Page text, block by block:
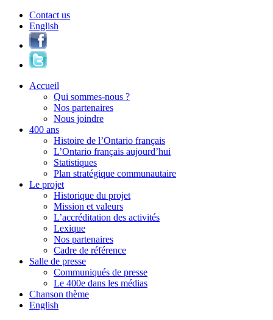
Contact us
English
Accueil
Qui sommes-nous ?
Nos partenaires
Nous joindre
400 ans
Histoire de l’Ontario français
L’Ontario français aujourd’hui
Statistiques
Plan stratégique communautaire
Le projet
Historique du projet
Mission et valeurs
L’accréditation des activités
Lexique
Nos partenaires
Cadre de référence
Salle de presse
Communiqués de presse
Le 400e dans les médias
Chanson thème
English